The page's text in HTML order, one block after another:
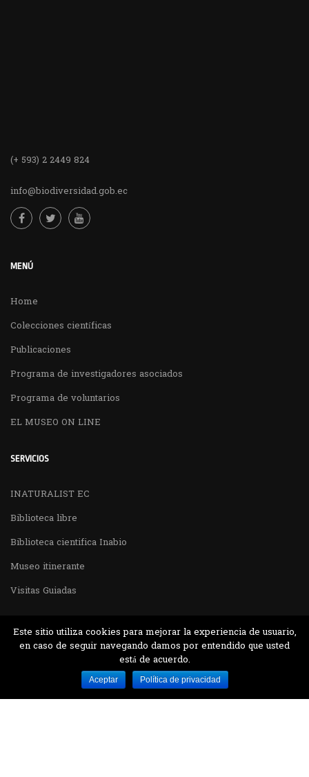
(+ 593) 2 2449 824
info@biodiversidad.gob.ec
MENÚ
Home
Colecciones científicas
Publicaciones
Programa de investigadores asociados
Programa de voluntarios
EL MUSEO ON LINE
SERVICIOS
INATURALIST EC
Biblioteca libre
Biblioteca cientifica Inabio
Museo itinerante
Visitas Guiadas
Desarrollado por MJTEC.
Este sitio utiliza cookies para mejorar la experiencia de usuario,
en caso de seguir navegando damos por entendido que usted
está de acuerdo.
Aceptar Política de privacidad